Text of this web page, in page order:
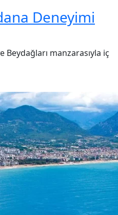
Deneyimi
Beydağları manzarasıyla iç